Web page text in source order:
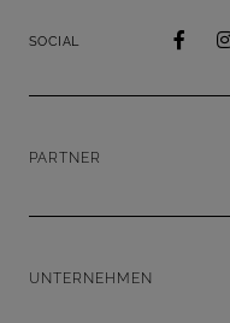
SOCIAL
PARTNER
UNTERNEHMEN